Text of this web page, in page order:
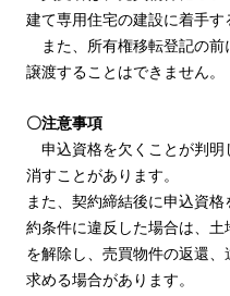
建て専用住宅の建設に着手す
また、所有権移転登記の
譲渡することはできません。
〇注意事項
申込資格を欠くことが判明
消すことがあります。
また、契約締結後に申込資
約条件に違反した場合は、
を解除し、売買物件の返還
求める場合があります。